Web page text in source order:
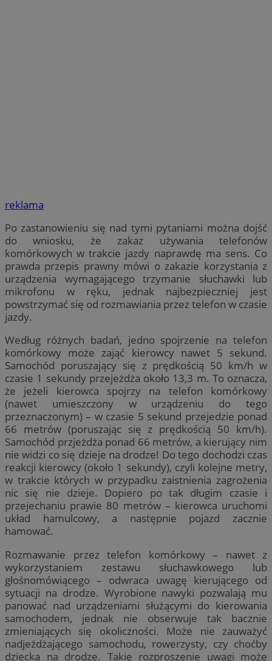
reklama
Po zastanowieniu się nad tymi pytaniami można dojść
do wniosku, że zakaz używania telefonów
komórkowych w trakcie jazdy naprawdę ma sens. Co
prawda przepis prawny mówi o zakazie korzystania z
urządzenia wymagającego trzymanie słuchawki lub
mikrofonu w ręku, jednak najbezpieczniej jest
powstrzymać się od rozmawiania przez telefon w czasie
jazdy.
Według różnych badań, jedno spojrzenie na telefon
komórkowy może zająć kierowcy nawet 5 sekund.
Samochód poruszający się z prędkością 50 km/h w
czasie 1 sekundy przejeżdża około 13,3 m. To oznacza,
że jeżeli kierowca spojrzy na telefon komórkowy
(nawet umieszczony w urządzeniu do tego
przeznaczonym) – w czasie 5 sekund przejedzie ponad
66 metrów (poruszając się z prędkością 50 km/h).
Samochód przjeżdża ponad 66 metrów, a kierujący nim
nie widzi co się dzieje na drodze! Do tego dochodzi czas
reakcji kierowcy (około 1 sekundy), czyli kolejne metry,
w trakcie których w przypadku zaistnienia zagrożenia
nic się nie dzieje. Dopiero po tak długim czasie i
przejechaniu prawie 80 metrów – kierowca uruchomi
układ hamulcowy, a następnie pojazd zacznie
hamować.
Rozmawanie przez telefon komórkowy – nawet z
wykorzystaniem zestawu słuchawkowego lub
głośnomówiącego – odwraca uwagę kierującego od
sytuacji na drodze. Wyrobione nawyki pozwalają mu
panować nad urządzeniami służącymi do kierowania
samochodem, jednak nie obserwuje tak bacznie
zmieniających się okoliczności. Może nie zauważyć
nadjeżdżającego samochodu, rowerzysty, czy choćby
dziecka na drodze. Takie rozproszenie uwagi może